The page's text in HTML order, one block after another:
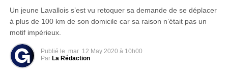
Un jeune Lavallois s’est vu retoquer sa demande de se déplacer
à plus de 100 km de son domicile car sa raison n’était pas un
motif impérieux.
Publié le mar 12 May 2020 à 10h00
Par La Rédaction